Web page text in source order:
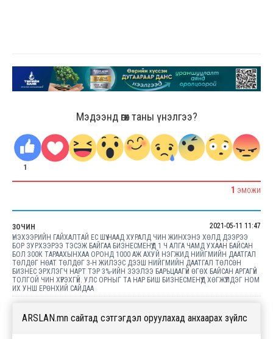
Мэдээнд өгөх таны үнэлгээ?
1
1 ЭМОЖИ
ЗОЧИН
2021-05-11 11:47
ҮНЭХЭЭРИЙН ГАЙХАЛТАЙ ЕС ШҮҮ НААД ХУРАЛД ЧИН ЖИНХЭНЭ ХӨЛД ДЭЭРЭЭ
БОР ЗУРХЭЭРЭЭ ТЭСЭЖ БАЙГАА БИЗНЕСМЕНҮҮД 1 Ч АЛГА ЧАМД УХААН БАЙСАН
БОЛ 300К ТАРААХЫНХАА ОРОНД 1000 АЖ АХУЙ НЭГЖИД НИЙГМИЙН ДААТГАЛ
ТӨЛДӨГ НӨАТ ТӨЛДӨГ 3-Н ЖИЛЭЭС ДЭЭШ НИЙГМИЙН ДААТГАЛ ТӨЛСӨН
БИЗНЕС ЭРХЛЭГЧ НАРТ ТЭР 3%-ИЙН ЗЭЭЛЭЭ БАРЬЦААГҮЙ ӨГӨХ БАЙСАН АРГАГҮЙ
ТОЛГОЙ ЧИН ХҮРЭХГҮЙ. УЛС ОРНЫГ ТА НАР БИШ БИЗНЕСМЕНҮҮД ХӨГЖҮҮЛДЭГ НОМ
ИХ УНШ ЕРӨНХИЙ САЙДАА
ARSLAN.mn сайтад сэтгэгдэл оруулахад анхаарах зүйлс